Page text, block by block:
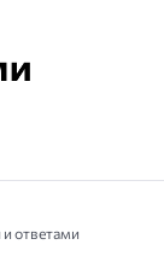
ответами